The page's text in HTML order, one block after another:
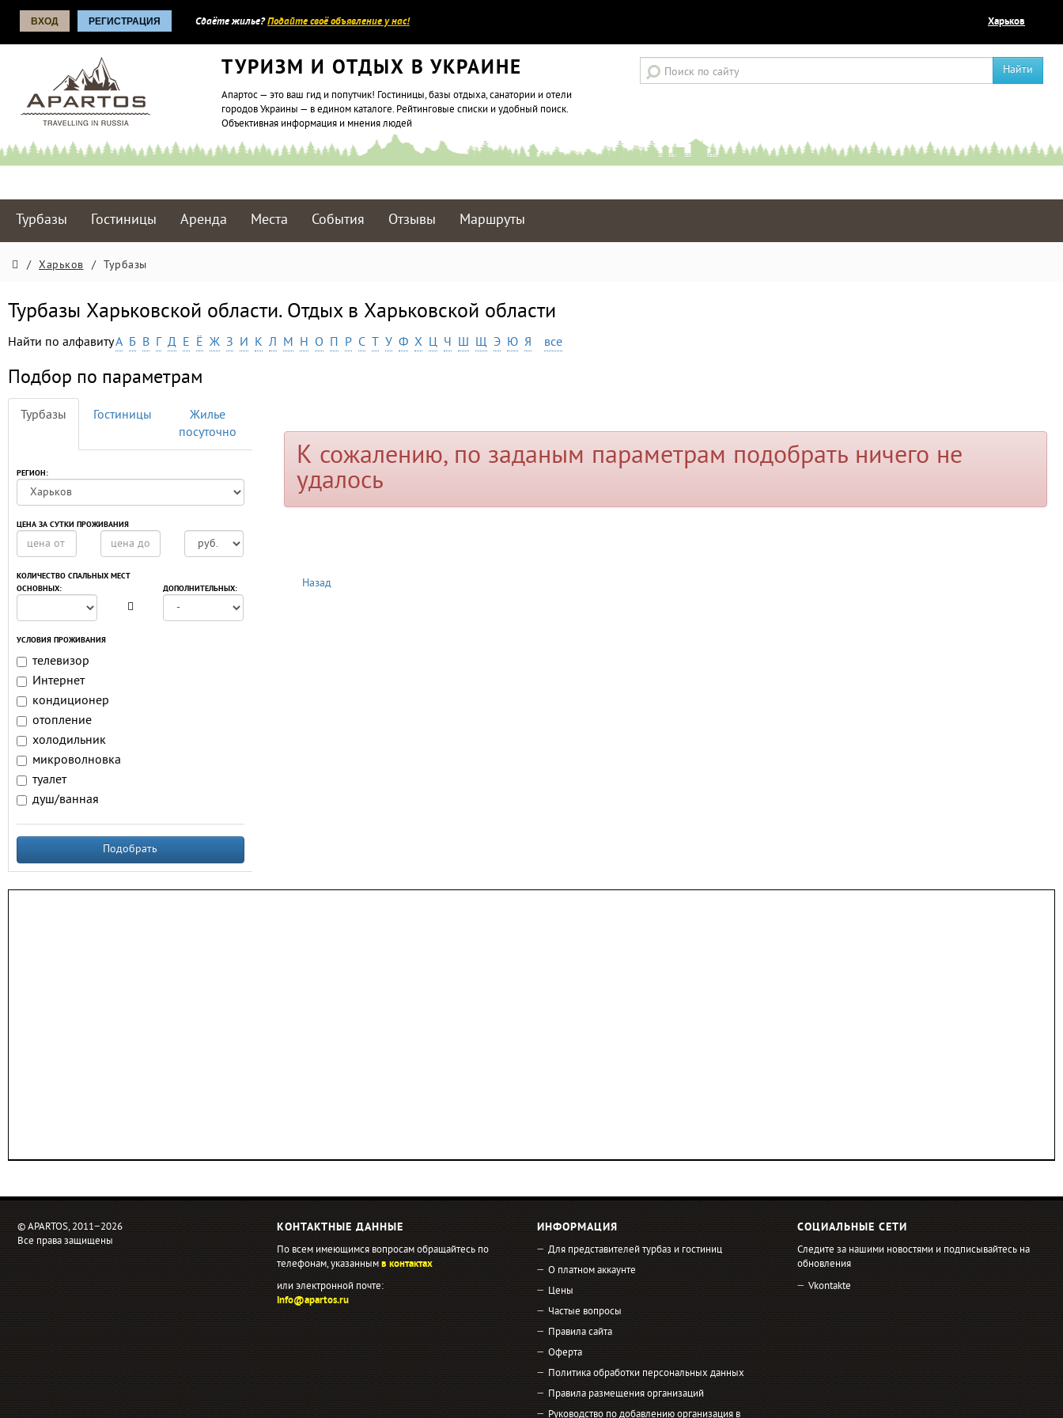
ВХОД РЕГИСТРАЦИЯ Сдаёте жилье?Подайте своё объявление у нас! Харьков
ТУРИЗМ И ОТДЫХ В УКРАИНЕ
Апартос — это ваш гид и попутчик! Гостиницы, базы отдыха, санатории и отели
городов Украины — в едином каталоге. Рейтинговые списки и удобный поиск.
Объективная информация и мнения людей
Найти
Турбазы Гостиницы Аренда Места События Отзывы Маршруты
/ Харьков / Турбазы
Турбазы Харьковской области. Отдых в Харьковской области
Найти по алфавитуА Б В Г Д Е Ё Ж З И К Л М Н О П Р С Т У Ф Х Ц Ч Ш Щ Э Ю Я все
Подбор по параметрам
Турбазы Гостиницы
Жилье
посуточно
РЕГИОН:
ЦЕНА ЗА СУТКИ ПРОЖИВАНИЯ
КОЛИЧЕСТВО СПАЛЬНЫХ МЕСТ
ОСНОВНЫХ:
ДОПОЛНИТЕЛЬНЫХ:
УСЛОВИЯ ПРОЖИВАНИЯ
телевизор
Интернет
кондиционер
отопление
холодильник
микроволновка
туалет
душ/ванная
Подобрать
К сожалению, по заданым параметрам подобрать ничего не
удалось
Назад
© APARTOS, 2011−2026
Все права защищены
КОНТАКТНЫЕ ДАННЫЕ
По всем имеющимся вопросам обращайтесь по
телефонам, указаннымв контактах
или электронной почте:
info@apartos.ru
ИНФОРМАЦИЯ
Для представителей турбаз и гостиниц
О платном аккаунте
Цены
Частые вопросы
Правила сайта
Оферта
Политика обработки персональных данных
Правила размещения организаций
Руководство по добавлению организация в
СОЦИАЛЬНЫЕ СЕТИ
Следите за нашими новостями и подписывайтесь на
обновления
Vkontakte